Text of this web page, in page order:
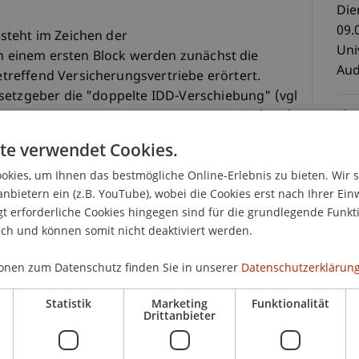
im Zeichen der
ersten Block werden zunächst die
Versicherungsvertriebe erörtert.
die "doppelte IDD-Verschiebung" (vgl
in nationales Recht musste nunmehr (erst)
gilt rückwirkend ab dem 23. Februar 2018).
Ausführungsvorschriften (in Liechtenstein
muss spätestens ab dem 1.
2018 geltenden Delegierten Verordnungen
und Lenkungsanforderungen und den
(IBIP) näher besprochen.
(dh in jeweils einem "Länderbericht") die
rechtsvergleichend besprochen und
mit der IDD thematisiert.
verwendet Cookies.
um Ihnen das bestmögliche Online-Erlebnis zu bieten. Wir
ein (z.B. YouTube), wobei die Cookies erst nach Ihrer
erforderliche Cookies hingegen sind für die grundlegende
und können somit nicht deaktiviert werden.
zum Datenschutz finden Sie in unserer
Statistik Marketing
Drittanbieter
Funktionalität